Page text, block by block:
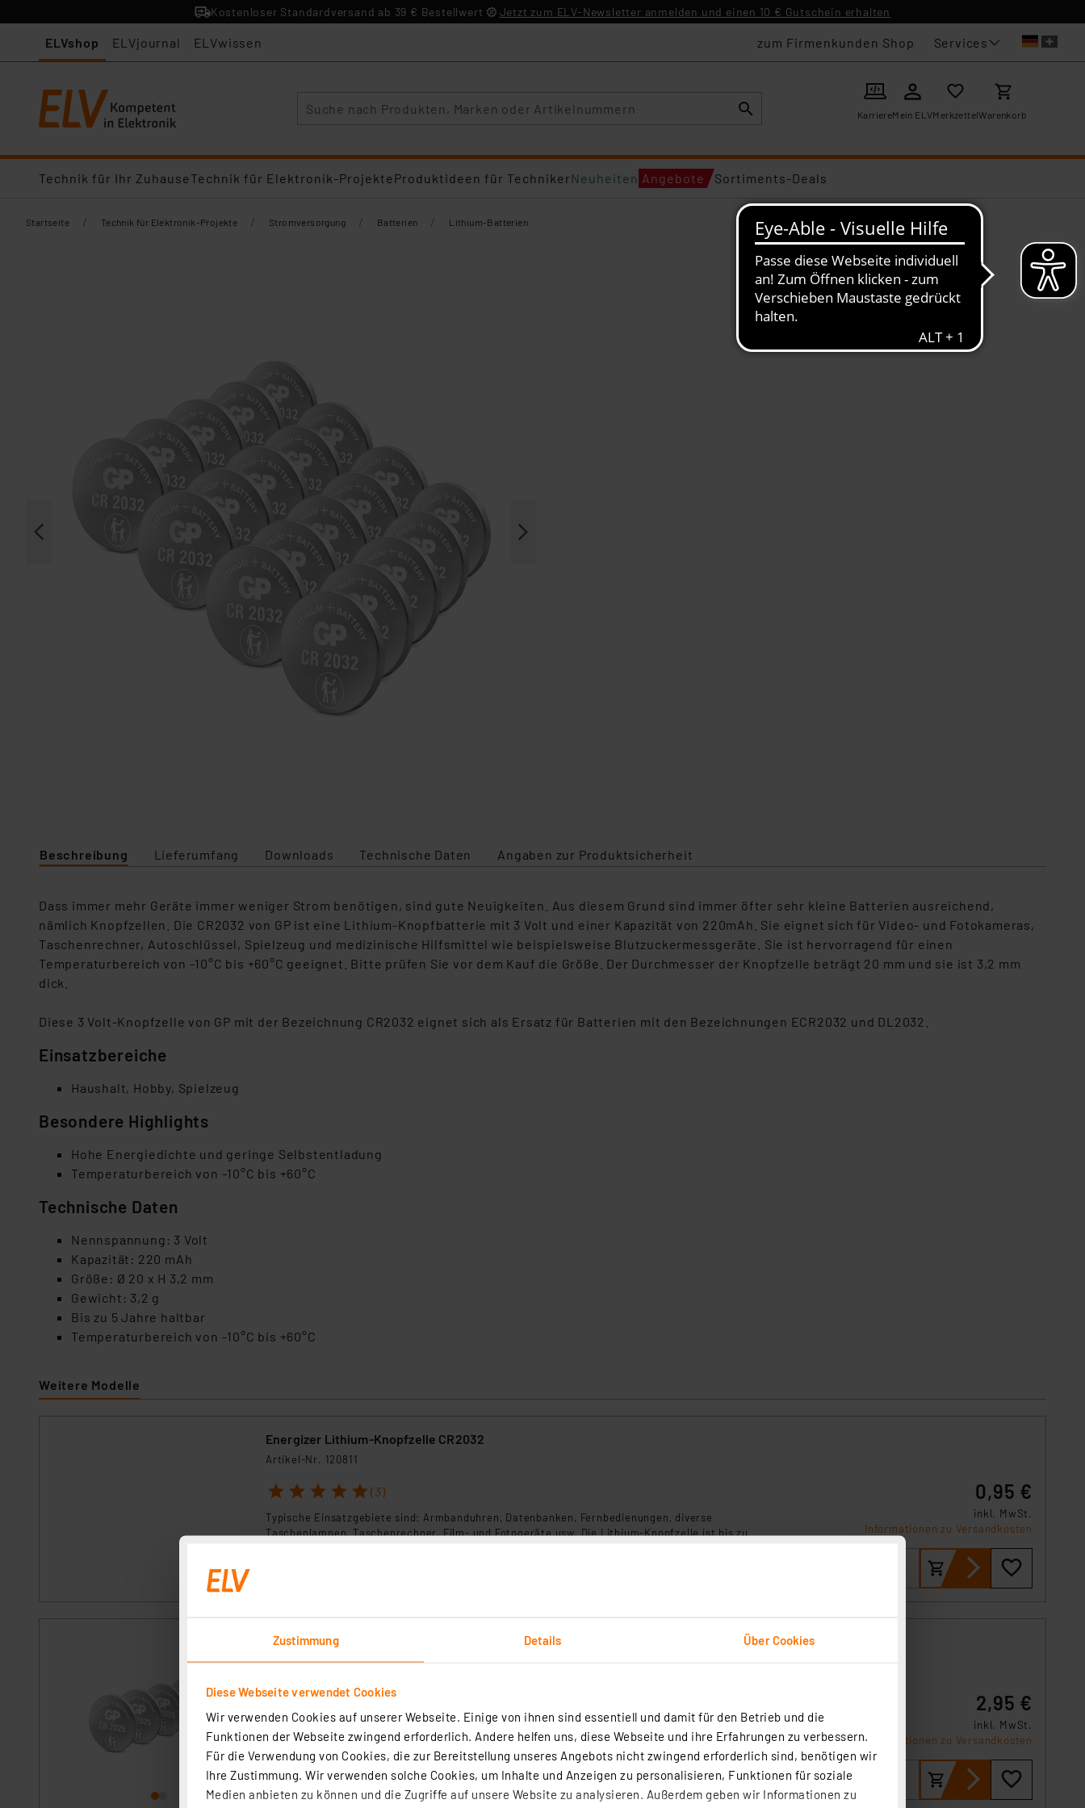
Zustimmung Details Über Cookies
Diese Webseite verwendet Cookies
Wir verwenden Cookies auf unserer Webseite. Einige von ihnen sind essentiell und damit für den Betrieb und die
Funktionen der Webseite zwingend erforderlich. Andere helfen uns, diese Webseite und ihre Erfahrungen zu verbessern.
Für die Verwendung von Cookies, die zur Bereitstellung unseres Angebots nicht zwingend erforderlich sind, benötigen wir
Ihre Zustimmung. Wir verwenden solche Cookies, um Inhalte und Anzeigen zu personalisieren, Funktionen für soziale
Medien anbieten zu können und die Zugriffe auf unsere Website zu analysieren. Außerdem geben wir Informationen zu
Kostenloser Standardversand ab 39 € Bestellwert Jetzt zum ELV-Newsletter anmelden und einen 10 € Gutschein erhalten
ELVshop ELVjournal ELVwissen zum Firmenkunden Shop Services
KarriereMein ELVMerkzettelWarenkorb
Technik für Ihr ZuhauseTechnik für Elektronik-ProjekteProduktideen für TechnikerNeuheiten Angebote Sortiments-Deals
Startseite / Technik für Elektronik-Projekte / Stromversorgung / Batterien / Lithium-Batterien
Beschreibung Lieferumfang Downloads Technische Daten Angaben zur Produktsicherheit
Dass immer mehr Geräte immer weniger Strom benötigen, sind gute Neuigkeiten. Aus diesem Grund sind immer öfter sehr kleine Batterien ausreichend,
nämlich Knopfzellen. Die CR2032 von GP ist eine Lithium-Knopfbatterie mit 3 Volt und einer Kapazität von 220mAh. Sie eignet sich für Video- und Fotokameras,
Taschenrechner, Autoschlüssel, Spielzeug und medizinische Hilfsmittel wie beispielsweise Blutzuckermessgeräte. Sie ist hervorragend für einen
Temperaturbereich von -10°C bis +60°C geeignet. Bitte prüfen Sie vor dem Kauf die Größe. Der Durchmesser der Knopfzelle beträgt 20 mm und sie ist 3,2 mm
dick.
Diese 3 Volt-Knopfzelle von GP mit der Bezeichnung CR2032 eignet sich als Ersatz für Batterien mit den Bezeichnungen ECR2032 und DL2032.
Einsatzbereiche
Haushalt, Hobby, Spielzeug
Besondere Highlights
Hohe Energiedichte und geringe Selbstentladung
Temperaturbereich von -10°C bis +60°C
Technische Daten
Nennspannung: 3 Volt
Kapazität: 220 mAh
Größe: Ø 20 x H 3,2 mm
Gewicht: 3,2 g
Bis zu 5 Jahre haltbar
Temperaturbereich von -10°C bis +60°C
Weitere Modelle
Energizer Lithium-Knopfzelle CR2032
Artikel-Nr. 120811
1 2 3 4 5 (3)
Typische Einsatzgebiete sind: Armbanduhren, Datenbanken, Fernbedienungen, diverse
Taschenlampen, Taschenrechner, Film- und Fotogeräte usw. Die Lithium-Knopfzelle ist bis zu
0,95 €
inkl. MwSt.
Informationen zu Versandkosten
GP Lithium CR2025 Knopfzelle, 3V, 5 Stück
Artikel-Nr. 254651
sofort versandfertig - Lieferzeit: 1-2 Werktage² 2,95 €
inkl. MwSt.
Informationen zu Versandkosten